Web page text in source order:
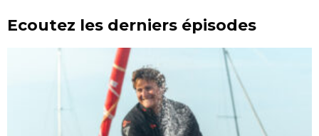
Ecoutez les derniers épisodes